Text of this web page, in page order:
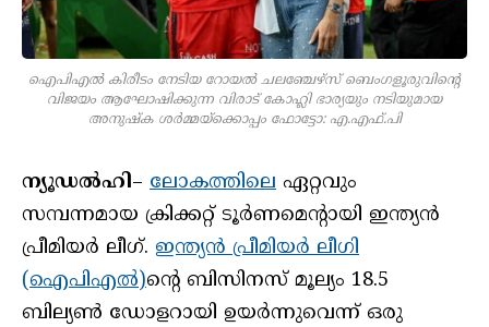
ഐപിഎല്‍ കിരീടം നേടിയ റോയല്‍ ചലഞ്ചേഴ്സ് ബെംഗളൂരുവിന്റെ
വിജയം ആഘോഷിക്കുന്ന വിരാട് കോഹ്ലി ഭാര്യയും നടിയുമായ
അനുഷ്‌ക ശര്‍മ്മയ്‌ക്കൊപ്പം ഫോട്ടോ: എ.എഫ്.പി
ന്യൂഡല്‍ഹി– ലോകത്തിലെ ഏറ്റവും
സമ്പന്നമായ ക്രിക്കറ്റ് ടൂര്‍ണമെന്റായി ഇന്ത്യന്‍
പ്രീമിയര്‍ ലീഗ്. ഇന്ത്യന്‍ പ്രീമിയര്‍ ലീഗി
(ഐപിഎല്‍)ന്റെ ബിസിനസ് മൂല്യം 18.5
ബില്യണ്‍ ഡോളറായി ഉയര്‍ന്നുവെന്ന് ഒരു